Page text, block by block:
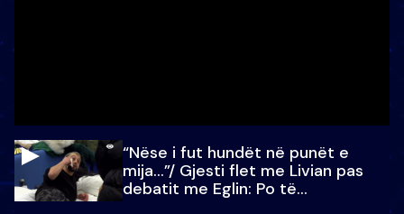
“Nëse i fut hundët në punët e
mija…”/ Gjesti flet me Livian pas
debatit me Eglin: Po të